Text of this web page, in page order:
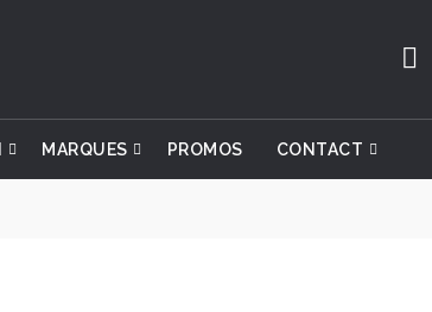
MARQUES PROMOS CONTACT